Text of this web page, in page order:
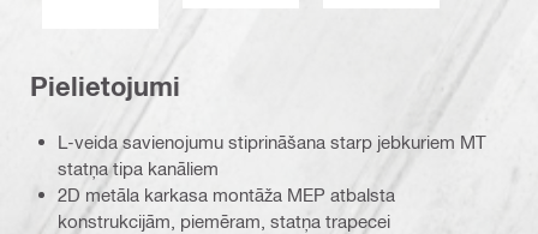
Pielietojumi
L-veida savienojumu stiprināšana starp jebkuriem MT
statņa tipa kanāliem
2D metāla karkasa montāža MEP atbalsta
konstrukcijām, piemēram, statņa trapecei